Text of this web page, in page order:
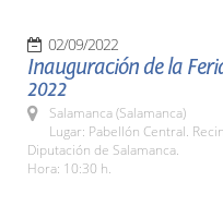
02/09/2022
Inauguración de la
2022
Salamanca (Salamanca)
Lugar: Pabellón Central.
Diputación de Salamanca.
Hora: 10:30 h.